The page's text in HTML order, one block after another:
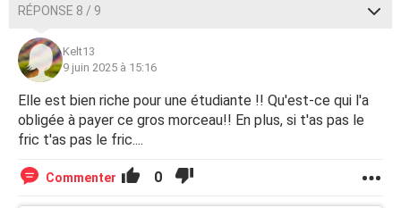
RÉPONSE 8 / 9
Kelt13
9 juin 2025 à 15:16
Elle est bien riche pour une étudiante !! Qu'est-ce qui l'a
obligée à payer ce gros morceau!! En plus, si t'as pas le
fric t'as pas le fric....
Commenter 0